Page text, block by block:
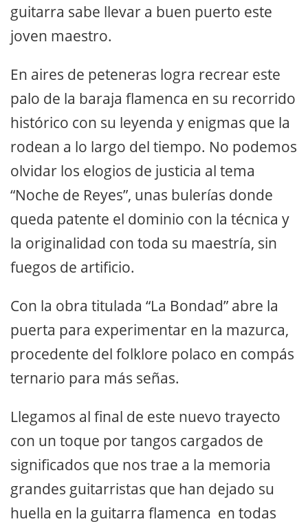
guitarra sabe llevar a buen puerto este
joven maestro.
En aires de peteneras logra recrear este
palo de la baraja flamenca en su recorrido
histórico con su leyenda y enigmas que la
rodean a lo largo del tiempo. No podemos
olvidar los elogios de justicia al tema
“Noche de Reyes”, unas bulerías donde
queda patente el dominio con la técnica y
la originalidad con toda su maestría, sin
fuegos de artificio.
Con la obra titulada “La Bondad” abre la
puerta para experimentar en la mazurca,
procedente del folklore polaco en compás
ternario para más señas.
Llegamos al final de este nuevo trayecto
con un toque por tangos cargados de
significados que nos trae a la memoria
grandes guitarristas que han dejado su
huella en la guitarra flamenca en todas